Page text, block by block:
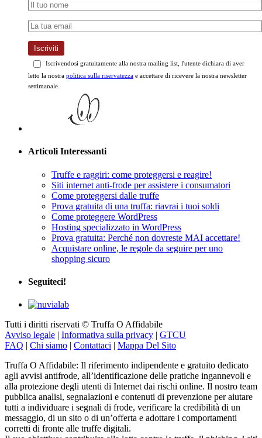
Iscriviti
Iscrivendosi gratuitamente alla nostra mailing list, l'utente dichiara di aver
letto la nostra politica sulla riservatezza e accettare di ricevere la nostra newsletter
settimanale.
Articoli Interessanti
Truffe e raggiri: come proteggersi e reagire!
Siti internet anti-frode per assistere i consumatori
Come proteggersi dalle truffe
Prova gratuita di una truffa: riavrai i tuoi soldi
Come proteggere WordPress
Hosting specializzato in WordPress
Prova gratuita: Perché non dovreste MAI accettare!
Acquistare online, le regole da seguire per uno
shopping sicuro
Seguiteci!
Tutti i diritti riservati © Truffa O Affidabile
Avviso legale | Informativa sulla privacy | GTCU
FAQ | Chi siamo | Contattaci | Mappa Del Sito
Truffa O Affidabile: Il riferimento indipendente e gratuito dedicato
agli avvisi antifrode, all’identificazione delle pratiche ingannevoli e
alla protezione degli utenti di Internet dai rischi online. Il nostro team
pubblica analisi, segnalazioni e contenuti di prevenzione per aiutare
tutti a individuare i segnali di frode, verificare la credibilità di un
messaggio, di un sito o di un’offerta e adottare i comportamenti
corretti di fronte alle truffe digitali.